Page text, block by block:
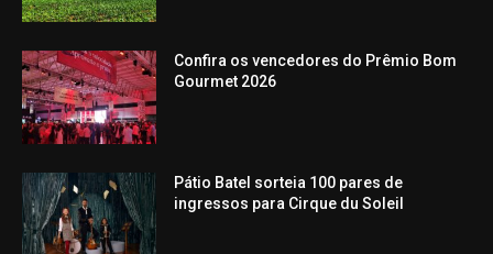
Confira os vencedores do Prêmio Bom
Gourmet 2026
Pátio Batel sorteia 100 pares de
ingressos para Cirque du Soleil